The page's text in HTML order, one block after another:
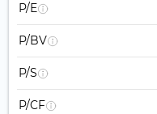
P/E
P/BV
P/S
P/CF